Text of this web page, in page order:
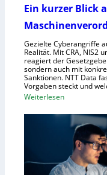
h
e
n
l
c
h
a
f
t
f
b
o
Ein kurzer Blick
Gezielte Cyberangriffe
Realität. Mit CRA, NIS2
reagiert der
sondern auch mit
Sanktionen. NTT Data
Vorgaben steckt und
Weiterlesen:
u
r